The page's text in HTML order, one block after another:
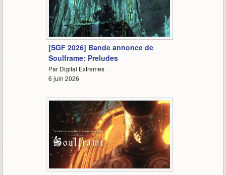
1:05
[SGF 2026] Bande annonce de
Soulframe: Preludes
Par Digital Extremes
6 juin 2026
-